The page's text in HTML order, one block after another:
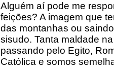
Alguém aí pode me
feições? A imagem que
das montanhas ou
sisudo. Tanta maldade
passando pelo Egito,
Católica e somos